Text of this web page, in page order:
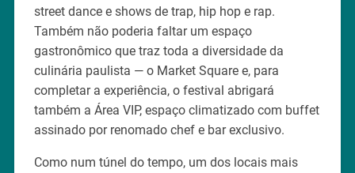
street dance e shows de trap, hip hop e rap.
Também não poderia faltar um espaço
gastronômico que traz toda a diversidade da
culinária paulista — o Market Square e, para
completar a experiência, o festival abrigará
também a Área VIP, espaço climatizado com buffet
assinado por renomado chef e bar exclusivo.
Como num túnel do tempo, um dos locais mais